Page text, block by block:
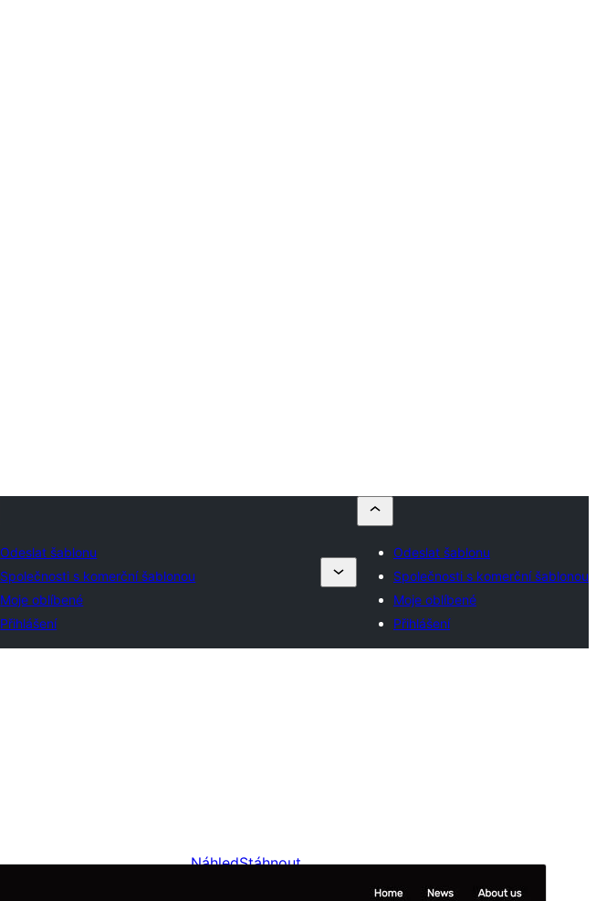
Odeslat šablonu
Společnosti s komerční šablonou
Moje oblíbené
Přihlášení
Odeslat šablonu
Společnosti s komerční šablonou
Moje oblíbené
Přihlášení
NáhledStáhnout